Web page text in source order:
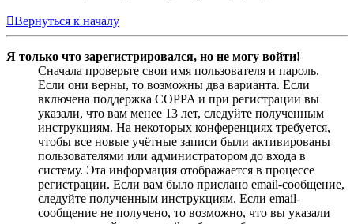
Вернуться к началу
Я только что зарегистрировался, но не могу войти!
Сначала проверьте свои имя пользователя и пароль.
Если они верны, то возможны два варианта. Если
включена поддержка COPPA и при регистрации вы
указали, что вам менее 13 лет, следуйте полученным
инструкциям. На некоторых конференциях требуется,
чтобы все новые учётные записи были активированы
пользователями или администратором до входа в
систему. Эта информация отображается в процессе
регистрации. Если вам было прислано email-сообщение,
следуйте полученным инструкциям. Если email-
сообщение не получено, то возможно, что вы указали